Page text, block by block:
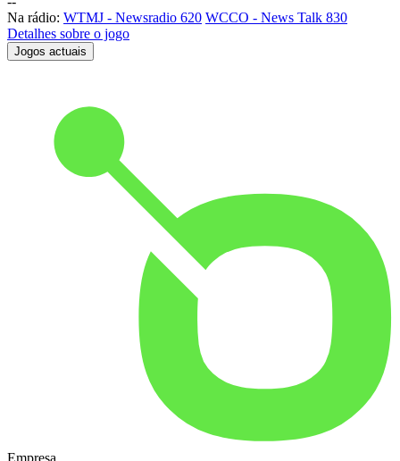
Na rádio: WTMJ - Newsradio 620 WCCO - News Talk 830
Detalhes sobre o jogo
Jogos actuais